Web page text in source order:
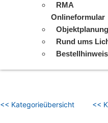
RMA
Onlineformular
Objektplanung
Rund ums
<< Kategorieübersicht <<